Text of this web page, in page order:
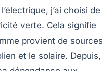
j’ai choisi de
verte. Cela signifie
provient de sources
et le solaire. Depuis,